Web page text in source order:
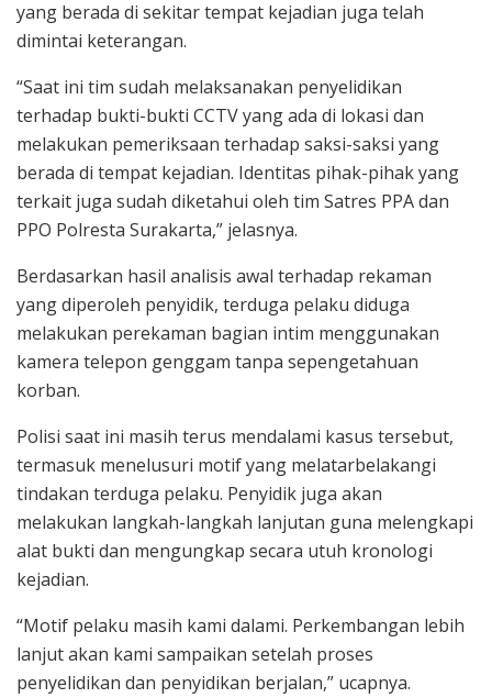
yang berada di sekitar tempat kejadian juga telah
dimintai keterangan.
“Saat ini tim sudah melaksanakan penyelidikan
terhadap bukti-bukti CCTV yang ada di lokasi dan
melakukan pemeriksaan terhadap saksi-saksi yang
berada di tempat kejadian. Identitas pihak-pihak yang
terkait juga sudah diketahui oleh tim Satres PPA dan
PPO Polresta Surakarta,” jelasnya.
Berdasarkan hasil analisis awal terhadap rekaman
yang diperoleh penyidik, terduga pelaku diduga
melakukan perekaman bagian intim menggunakan
kamera telepon genggam tanpa sepengetahuan
korban.
Polisi saat ini masih terus mendalami kasus tersebut,
termasuk menelusuri motif yang melatarbelakangi
tindakan terduga pelaku. Penyidik juga akan
melakukan langkah-langkah lanjutan guna melengkapi
alat bukti dan mengungkap secara utuh kronologi
kejadian.
“Motif pelaku masih kami dalami. Perkembangan lebih
lanjut akan kami sampaikan setelah proses
penyelidikan dan penyidikan berjalan,” ucapnya.